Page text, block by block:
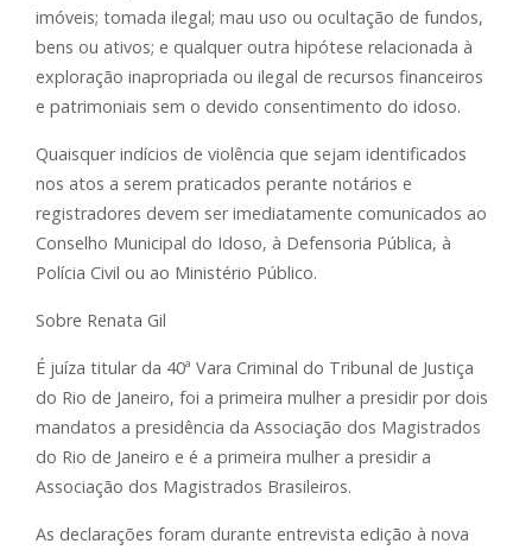
imóveis; tomada ilegal; mau uso ou ocultação de fundos,
bens ou ativos; e qualquer outra hipótese relacionada à
exploração inapropriada ou ilegal de recursos financeiros
e patrimoniais sem o devido consentimento do idoso.
Quaisquer indícios de violência que sejam identificados
nos atos a serem praticados perante notários e
registradores devem ser imediatamente comunicados ao
Conselho Municipal do Idoso, à Defensoria Pública, à
Polícia Civil ou ao Ministério Público.
Sobre Renata Gil
É juíza titular da 40ª Vara Criminal do Tribunal de Justiça
do Rio de Janeiro, foi a primeira mulher a presidir por dois
mandatos a presidência da Associação dos Magistrados
do Rio de Janeiro e é a primeira mulher a presidir a
Associação dos Magistrados Brasileiros.
As declarações foram durante entrevista edição à nova